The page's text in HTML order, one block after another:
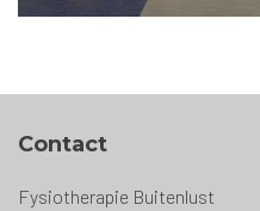
Contact
Fysiotherapie Buitenlust